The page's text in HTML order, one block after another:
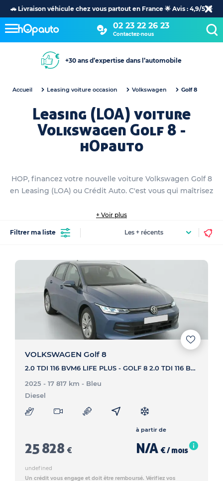
🚗 Livraison véhicule chez vous partout en France 🌟 Avis : 4,9/5 🌟
02 23 22 26 23
Contactez-nous
+30 ans d’expertise dans l’automobile
Accueil Leasing voiture occasion Volkswagen Golf 8
Leasing (LOA) voiture
Volkswagen Golf 8 -
hOpauto
HOP, financez votre nouvelle voiture Volkswagen Golf 8
en Leasing (LOA) ou Crédit Auto. C'est vous qui maîtrisez
+ Voir plus
Filtrer ma liste
VOLKSWAGEN Golf 8
2.0 TDI 116 BVM6 LIFE PLUS - GOLF 8 2.0 TDI 116 BVM6 LIFE PLUS
2025 - 17 817 km - Bleu
Diesel
25 828 €
à partir de
N/A € / mois
undefined
Un crédit vous engage et doit être remboursé. Vérifiez vos